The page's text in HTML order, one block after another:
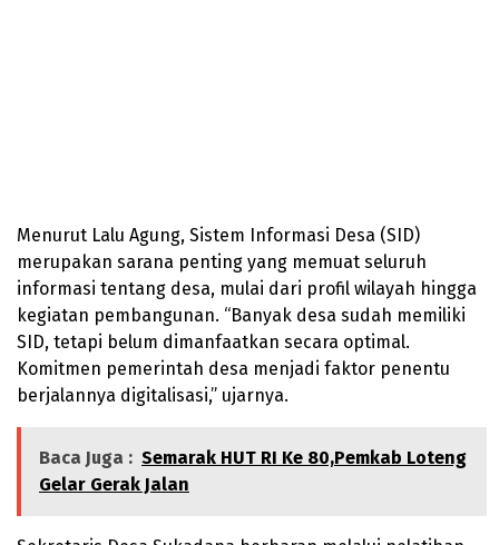
Menurut Lalu Agung, Sistem Informasi Desa (SID)
merupakan sarana penting yang memuat seluruh
informasi tentang desa, mulai dari profil wilayah hingga
kegiatan pembangunan. “Banyak desa sudah memiliki
SID, tetapi belum dimanfaatkan secara optimal.
Komitmen pemerintah desa menjadi faktor penentu
berjalannya digitalisasi,” ujarnya.
Baca Juga : Semarak HUT RI Ke 80,Pemkab Loteng
Gelar Gerak Jalan